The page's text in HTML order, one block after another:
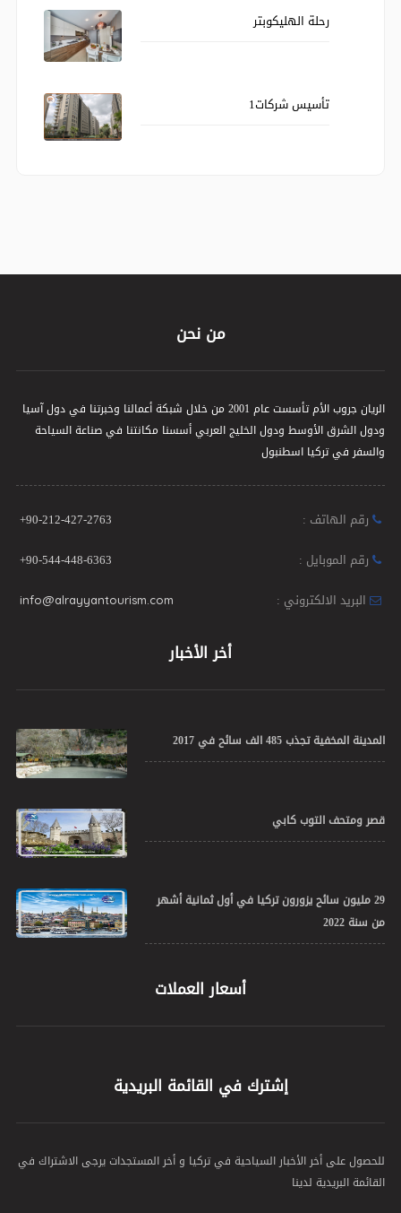
رحلة الهليكوبتر
تأسيس شركات1
من نحن
الريان جروب الأم تأسست عام 2001 من خلال شبكة أعمالنا وخبرتنا في دول آسيا
ودول الشرق الأوسط ودول الخليج العربي أسسنا مكانتنا في صناعة السياحة
والسفر في تركيا اسطنبول
رقم الهاتف :
+90-212-427-2763
رقم الموبايل :
+90-544-448-6363
البريد الالكتروني :
info@alrayyantourism.com
أخر الأخبار
المدينة المخفية تجذب 485 الف سائح في 2017
قصر ومتحف التوب كابي
29 مليون سائح يزورون تركيا في أول ثمانية أشهر
من سنة 2022
أسعار العملات
إشترك في القائمة البريدية
للحصول على أخر الأخبار السياحية في تركيا و أخر المستجدات يرجى الاشتراك في
القائمة البريدية لدينا